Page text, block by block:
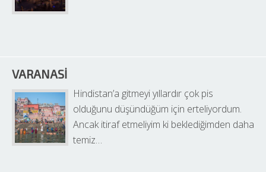
VARANASI
Hindistan’a gitmeyi yıllardır çok pis
olduğunu düşündüğüm için erteliyordum.
Ancak itiraf etmeliyim ki beklediğimden daha
temiz…